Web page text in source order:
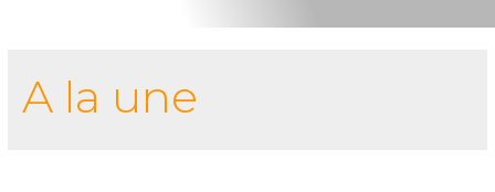
A la une